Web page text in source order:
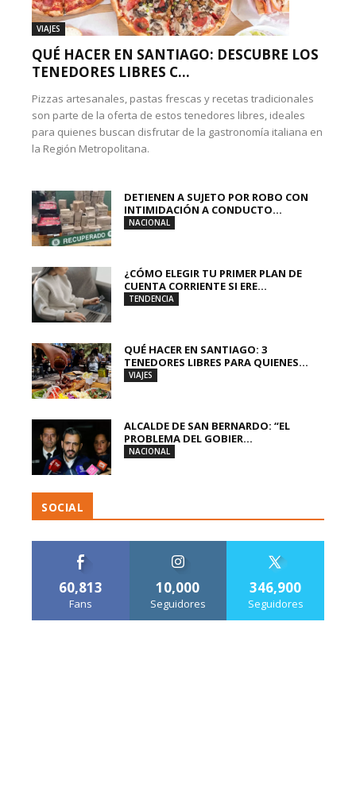
VIAJES
QUÉ HACER EN SANTIAGO: DESCUBRE LOS
TENEDORES LIBRES C...
Pizzas artesanales, pastas frescas y recetas tradicionales
son parte de la oferta de estos tenedores libres, ideales
para quienes buscan disfrutar de la gastronomía italiana en
la Región Metropolitana.
DETIENEN A SUJETO POR ROBO CON
INTIMIDACIÓN A CONDUCTO...
NACIONAL
¿CÓMO ELEGIR TU PRIMER PLAN DE
CUENTA CORRIENTE SI ERE...
TENDENCIA
QUÉ HACER EN SANTIAGO: 3
TENEDORES LIBRES PARA QUIENES...
VIAJES
ALCALDE DE SAN BERNARDO: “EL
PROBLEMA DEL GOBIER...
NACIONAL
SOCIAL
60,813
Fans
10,000
Seguidores
346,900
Seguidores